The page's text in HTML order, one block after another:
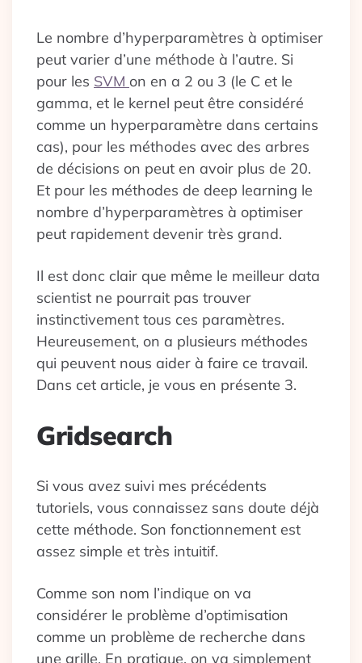
Le nombre d’hyperparamètres à optimiser
peut varier d’une méthode à l’autre. Si
pour les SVM on en a 2 ou 3 (le C et le
gamma, et le kernel peut être considéré
comme un hyperparamètre dans certains
cas), pour les méthodes avec des arbres
de décisions on peut en avoir plus de 20.
Et pour les méthodes de deep learning le
nombre d’hyperparamètres à optimiser
peut rapidement devenir très grand.
Il est donc clair que même le meilleur data
scientist ne pourrait pas trouver
instinctivement tous ces paramètres.
Heureusement, on a plusieurs méthodes
qui peuvent nous aider à faire ce travail.
Dans cet article, je vous en présente 3.
Gridsearch
Si vous avez suivi mes précédents
tutoriels, vous connaissez sans doute déjà
cette méthode. Son fonctionnement est
assez simple et très intuitif.
Comme son nom l’indique on va
considérer le problème d’optimisation
comme un problème de recherche dans
une grille. En pratique, on va simplement